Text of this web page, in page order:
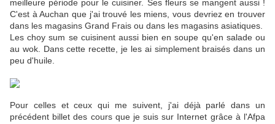
meilleure période pour le cuisiner. Ses fleurs se mangent aussi !
C'est à Auchan que j'ai trouvé les miens, vous devriez en trouver
dans les magasins Grand Frais ou dans les magasins asiatiques.
Les choy sum se cuisinent aussi bien en soupe qu'en salade ou
au wok. Dans cette recette, je les ai simplement braisés dans un
peu d'huile.
Pour celles et ceux qui me suivent, j'ai déjà parlé dans un
précédent billet des cours que je suis sur Internet grâce à l'Afpa